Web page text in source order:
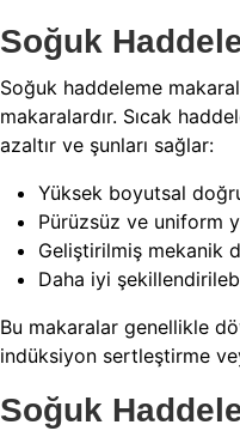
Soğuk
Soğuk haddeleme
makaralardır. Sıcak
azaltır ve şunları sağlar:
Yüksek boyutsal
Pürüzsüz ve uniform
Geliştirilmiş mekanik
Daha iyi
Bu makaralar genellikle
indüksiyon sertleştirme
Soğuk